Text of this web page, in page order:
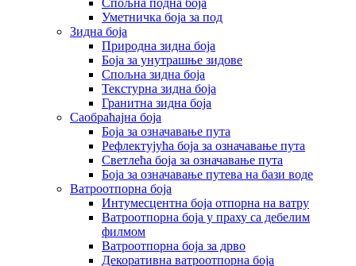
Спољна подна боја
Уметничка боја за под
Зидна боја
Природна зидна боја
Боја за унутрашње зидове
Спољна зидна боја
Текстурна зидна боја
Гранитна зидна боја
Саобраћајна боја
Боја за означавање пута
Рефлектујућа боја за означавање пута
Светлећа боја за означавање пута
Боја за означавање путева на бази воде
Ватроотпорна боја
Интумесцентна боја отпорна на ватру
Ватроотпорна боја у праху са дебелим
филмом
Ватроотпорна боја за дрво
Декоративна ватроотпорна боја